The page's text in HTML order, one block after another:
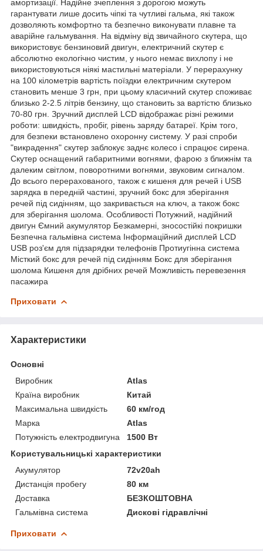
амортизації. Надійне зчеплення з дорогою можуть
гарантувати лише досить чіпкі та чутливі гальма, які також
дозволяють комфортно та безпечно виконувати плавне та
аварійне гальмування. На відміну від звичайного скутера, що
використовує бензиновий двигун, електричний скутер є
абсолютно екологічно чистим, у нього немає вихлопу і не
використовуються ніякі мастильні матеріали. У перерахунку
на 100 кілометрів вартість поїздки електричним скутером
становить менше 3 грн, при цьому класичний скутер споживає
близько 2-2.5 літрів бензину, що становить за вартістю близько
70-80 грн. Зручний дисплей LCD відображає різні режими
роботи: швидкість, пробіг, рівень заряду батареї. Крім того,
для безпеки встановлено охоронну систему. У разі спроби
"викрадення" скутер заблокує заднє колесо і спрацює сирена.
Скутер оснащений габаритними вогнями, фарою з ближнім та
далеким світлом, поворотними вогнями, звуковим сигналом.
До всього перерахованого, також є кишеня для речей і USB
зарядка в передній частині, зручний бокс для зберігання
речей під сидінням, що закривається на ключ, а також бокс
для зберігання шолома. Особливості Потужний, надійний
двигун Ємний акумулятор Безкамерні, зносостійкі покришки
Безпечна гальмівна система Інформаційний дисплей LCD
USB роз'єм для підзарядки телефонів Протиугінна система
Місткий бокс для речей під сидінням Бокс для зберігання
шолома Кишеня для дрібних речей Можливість перевезення
пасажира
Приховати
Характеристики
Основні
Виробник
Atlas
Країна виробник
Китай
Максимальна швидкість
60 км/год
Марка
Atlas
Потужність електродвигуна
1500 Вт
Користувальницькі характеристики
Акумулятор
72v20ah
Дистанція пробегу
80 км
Доставка
БЕЗКОШТОВНА
Гальмівна система
Дискові гідравлічні
Приховати